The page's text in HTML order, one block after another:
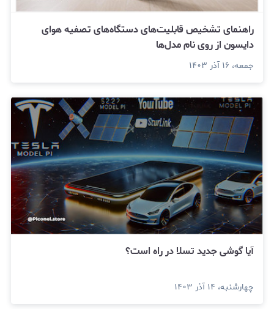
راهنمای تشخیص قابلیت‌های دستگاه‌های تصفیه هوای
دایسون از روی نام مدل‌ها
جمعه، ۱۶ آذر ۱۴۰۳
آیا گوشی جدید تسلا در راه است؟
چهارشنبه، ۱۴ آذر ۱۴۰۳